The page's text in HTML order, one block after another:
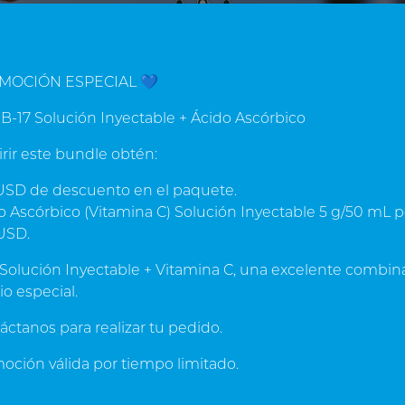
CALIDAD Y EXPERIENCIA
del fabricante
amygdalin,
Cytopharma de Mexico SA es reconocida
Suplementos Narurales de Amigdalina (vitamina B17)
ESPECIAL 💙
17 Solución Inyectable + Ácido Ascórbico
este bundle obtén:
de descuento en el paquete.
Ascórbico (Vitamina C) Solución Inyectable 5 g/50 mL
Inyectable + Vitamina C, una excelente
especial.
para realizar tu pedido.
válida por tiempo limitado.